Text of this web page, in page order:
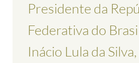
Presidente da
Federativa do
Inácio Lula da